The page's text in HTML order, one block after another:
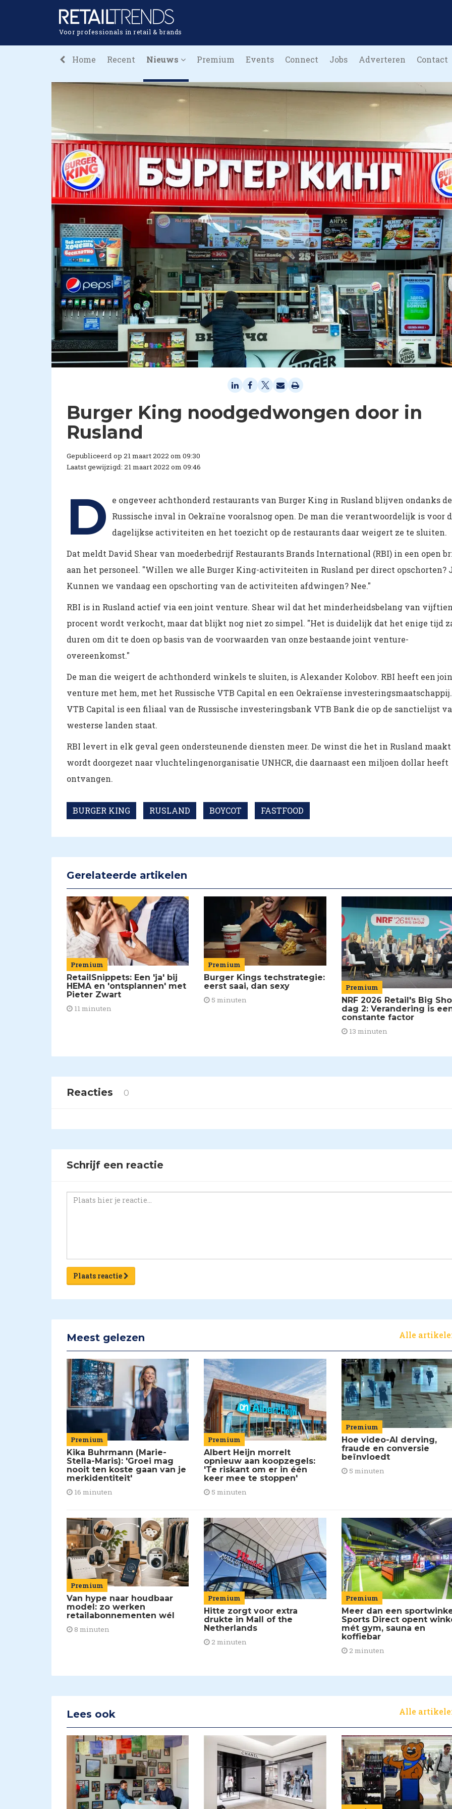
Voor professionals in retail & brands
Home Recent Nieuws Premium Events Connect Jobs Adverteren Contact
Burger King noodgedwongen door in
Rusland
Gepubliceerd op 21 maart 2022 om 09:30
Laatst gewijzigd: 21 maart 2022 om 09:46
D
e ongeveer achthonderd restaurants van Burger King in Rusland blijven ondanks de
Russische inval in Oekraïne vooralsnog open. De man die verantwoordelijk is voor
dagelijkse activiteiten en het toezicht op de restaurants daar weigert ze te sluiten.
Dat meldt David Shear van moederbedrijf Restaurants Brands International (RBI) in een open
aan het personeel. "Willen we alle Burger King-activiteiten in Rusland per direct opschorten?
Kunnen we vandaag een opschorting van de activiteiten afdwingen? Nee."
RBI is in Rusland actief via een joint venture. Shear wil dat het minderheidsbelang van
procent wordt verkocht, maar dat blijkt nog niet zo simpel. "Het is duidelijk dat het enige tijd
duren om dit te doen op basis van de voorwaarden van onze bestaande joint venture-
overeenkomst."
De man die weigert de achthonderd winkels te sluiten, is Alexander Kolobov. RBI heeft een
venture met hem, met het Russische VTB Capital en een Oekraïense investeringsmaatschappij.
VTB Capital is een filiaal van de Russische investeringsbank VTB Bank die op de sanctielijst
westerse landen staat.
RBI levert in elk geval geen ondersteunende diensten meer. De winst die het in Rusland maakt
wordt doorgezet naar vluchtelingenorganisatie UNHCR, die daarnaast een miljoen dollar heeft
ontvangen.
BURGER KING RUSLAND BOYCOT FASTFOOD
Gerelateerde artikelen
Premium
RetailSnippets: Een 'ja' bij
HEMA en 'ontsplannen' met
Pieter Zwart
11 minuten
Premium
Burger Kings techstrategie:
eerst saai, dan sexy
5 minuten
Premium
NRF 2026 Retail's Big
dag 2: Verandering is
constante factor
13 minuten
Reacties 0
Schrijf een reactie
Plaats reactie
Meest gelezen Alle
Premium
Kika Buhrmann (Marie-
Stella-Maris): 'Groei mag
nooit ten koste gaan van je
merkidentiteit'
16 minuten
Premium
Albert Heijn morrelt
opnieuw aan koopzegels:
'Te riskant om er in één
keer mee te stoppen'
5 minuten
Premium
Hoe video-AI derving,
fraude en conversie
beïnvloedt
5 minuten
Premium
Van hype naar houdbaar
model: zo werken
retailabonnementen wél
8 minuten
Premium
Hitte zorgt voor extra
drukte in Mall of the
Netherlands
2 minuten
Premium
Meer dan een
Sports Direct opent
mét gym, sauna en
koffiebar
2 minuten
Lees ook Alle